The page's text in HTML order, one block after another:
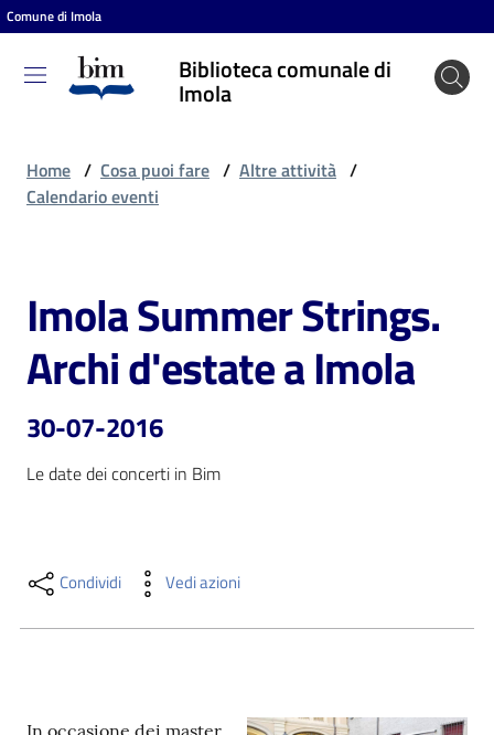
Vai al contenuto
Vai alla navigazione
Vai al footer
Comune di Imola
Biblioteca comunale di
Imola
Biblioteca
comunale
Cosa
puoi
fare
Scopri
Home / Cosa puoi fare / Altre attività /
Calendario eventi
Salta al contenuto
Imola Summer Strings.
Archi d'estate a Imola
30-07-2016
Le date dei concerti in Bim
Condividi Vedi azioni
In occasione dei master